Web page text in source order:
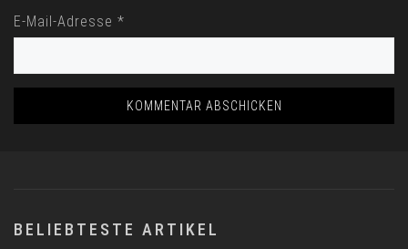
E-Mail-Adresse *
BELIEBTESTE ARTIKEL